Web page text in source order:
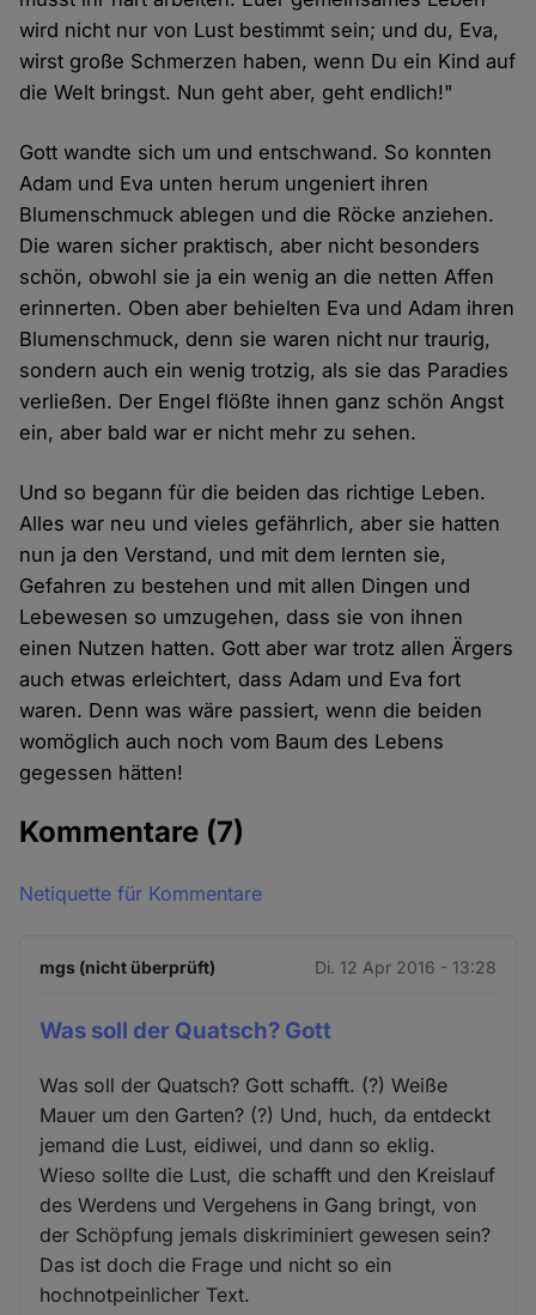
wird nicht nur von Lust bestimmt sein; und du, Eva,
wirst große Schmerzen haben, wenn Du ein Kind auf
die Welt bringst. Nun geht aber, geht endlich!"
Gott wandte sich um und entschwand. So konnten
Adam und Eva unten herum ungeniert ihren
Blumenschmuck ablegen und die Röcke anziehen.
Die waren sicher praktisch, aber nicht besonders
schön, obwohl sie ja ein wenig an die netten Affen
erinnerten. Oben aber behielten Eva und Adam ihren
Blumenschmuck, denn sie waren nicht nur traurig,
sondern auch ein wenig trotzig, als sie das Paradies
verließen. Der Engel flößte ihnen ganz schön Angst
ein, aber bald war er nicht mehr zu sehen.
Und so begann für die beiden das richtige Leben.
Alles war neu und vieles gefährlich, aber sie hatten
nun ja den Verstand, und mit dem lernten sie,
Gefahren zu bestehen und mit allen Dingen und
Lebewesen so umzugehen, dass sie von ihnen
einen Nutzen hatten. Gott aber war trotz allen Ärgers
auch etwas erleichtert, dass Adam und Eva fort
waren. Denn was wäre passiert, wenn die beiden
womöglich auch noch vom Baum des Lebens
gegessen hätten!
Kommentare (7)
Netiquette für Kommentare
mgs (nicht überprüft) Di. 12 Apr 2016 - 13:28
Was soll der Quatsch? Gott
Was soll der Quatsch? Gott schafft. (?) Weiße
Mauer um den Garten? (?) Und, huch, da entdeckt
jemand die Lust, eidiwei, und dann so eklig.
Wieso sollte die Lust, die schafft und den Kreislauf
des Werdens und Vergehens in Gang bringt, von
der Schöpfung jemals diskriminiert gewesen sein?
Das ist doch die Frage und nicht so ein
hochnotpeinlicher Text.